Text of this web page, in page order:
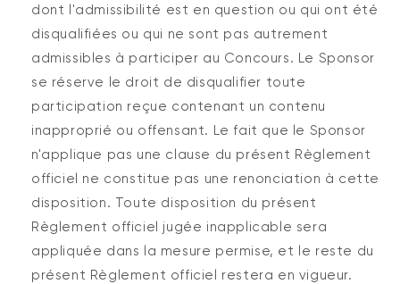
dont l'admissibilité est en question ou qui ont été
disqualifiées ou qui ne sont pas autrement
admissibles à participer au Concours. Le Sponsor
se réserve le droit de disqualifier toute
participation reçue contenant un contenu
inapproprié ou offensant. Le fait que le Sponsor
n'applique pas une clause du présent Règlement
officiel ne constitue pas une renonciation à cette
disposition. Toute disposition du présent
Règlement officiel jugée inapplicable sera
appliquée dans la mesure permise, et le reste du
présent Règlement officiel restera en vigueur.